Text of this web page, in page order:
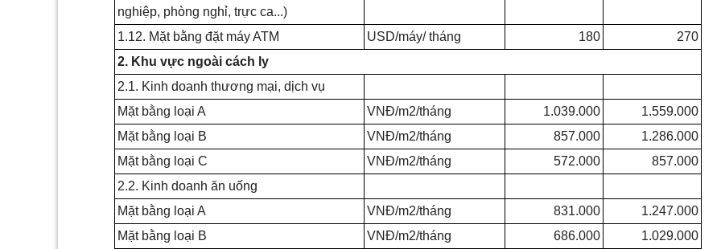
nghiệp, phòng nghỉ, trực ca...)
1.12. Mặt bằng đặt máy ATM USD/máy/ tháng 180
270
2. Khu vực ngoài cách ly
2.1. Kinh doanh thương mại, dịch vụ
Mặt bằng loại A
VNĐ/m2/tháng 1.039.000
1.559.000
Mặt bằng loại B
VNĐ/m2/tháng 857.000
1.286.000
Mặt bằng loại C VNĐ/m2/tháng 572.000
857.000
2.2. Kinh doanh ăn uống
Mặt bằng loại A
VNĐ/m2/tháng 831.000
1.247.000
Mặt bằng loại B
VNĐ/m2/tháng 686.000
1.029.000